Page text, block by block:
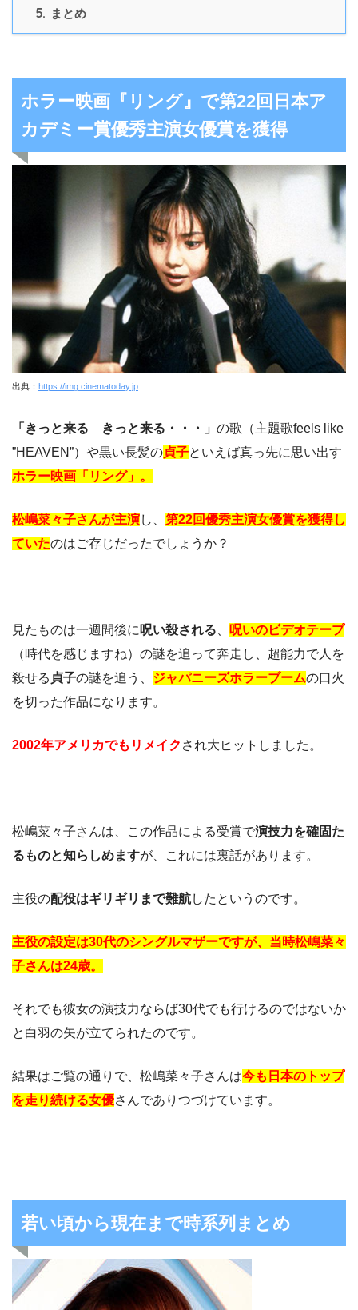
5. まとめ
ホラー映画『リング』で第22回日本ア
カデミー賞優秀主演女優賞を獲得
出典： https://img.cinematoday.jp
「きっと来る きっと来る・・・」 の歌（主題歌feels like
”HEAVEN”）や黒い長髪の貞子といえば真っ先に思い出す
ホラー映画「リング」。
松嶋菜々子さんが主演し、 第22回優秀主演女優賞を獲得し
ていたのはご存じだったでしょうか？
見たものは一週間後に 呪い殺される
呪いのビデオテープ
（時代を感じますね）の謎を追って奔走し、超能力で人を
殺せる 貞子の謎を追う、 ジャパニーズホラーブームの口火
を切った作品になります。
2002年アメリカでもリメイク され大ヒットしました。
松嶋菜々子さんは、この作品による受賞で演技力を確固た
るものと知らしめますが、これには裏話があります。
主役の配役はギリギリまで難航したというのです。
主役の設定は30代のシングルマザーですが、当時松嶋菜々
子さんは24歳。
それでも彼女の演技力ならば30代でも行けるのではないか
と白羽の矢が立てられたのです。
結果はご覧の通りで、松嶋菜々子さんは今も日本のトップ
を走り続ける女優さんでありつづけています。
若い頃から現在まで時系列まとめ